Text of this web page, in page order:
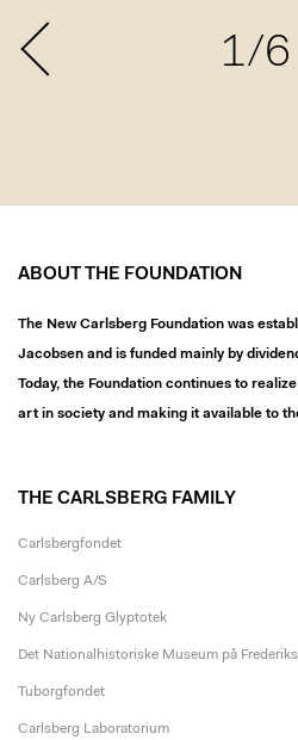
1/6
ABOUT THE FOUNDATION
The New Carlsberg Foundation was
Jacobsen and is funded mainly by
Today, the Foundation continues to
art in society and making it available to
THE CARLSBERG FAMILY
Carlsbergfondet
Carlsberg A/S
Ny Carlsberg Glyptotek
Det Nationalhistoriske Museum på
Tuborgfondet
Carlsberg Laboratorium